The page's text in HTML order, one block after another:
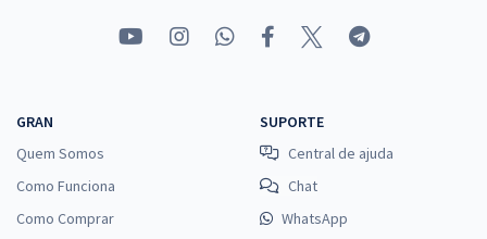
GRAN
Quem Somos
Como Funciona
Como Comprar
SUPORTE
Central de ajuda
Chat
WhatsApp